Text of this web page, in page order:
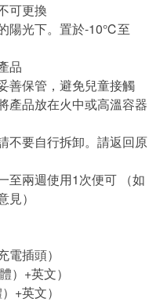
可更換
陽光下。置於-10℃至
品
善保管，避免兒童接觸
產品放在火中或高溫容器
不要自行拆卸。請返回原
至兩週使用1次便可 （如
）
插頭）
）+英文）
+英文）